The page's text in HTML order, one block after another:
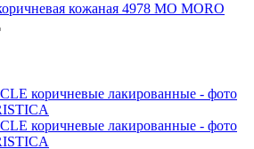
кожаная 4978 MO MORO